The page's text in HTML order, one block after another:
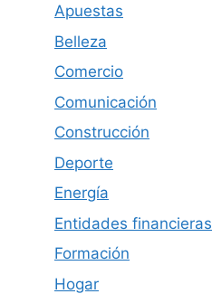
Apuestas
Belleza
Comercio
Comunicación
Construcción
Deporte
Energía
Entidades financieras
Formación
Hogar